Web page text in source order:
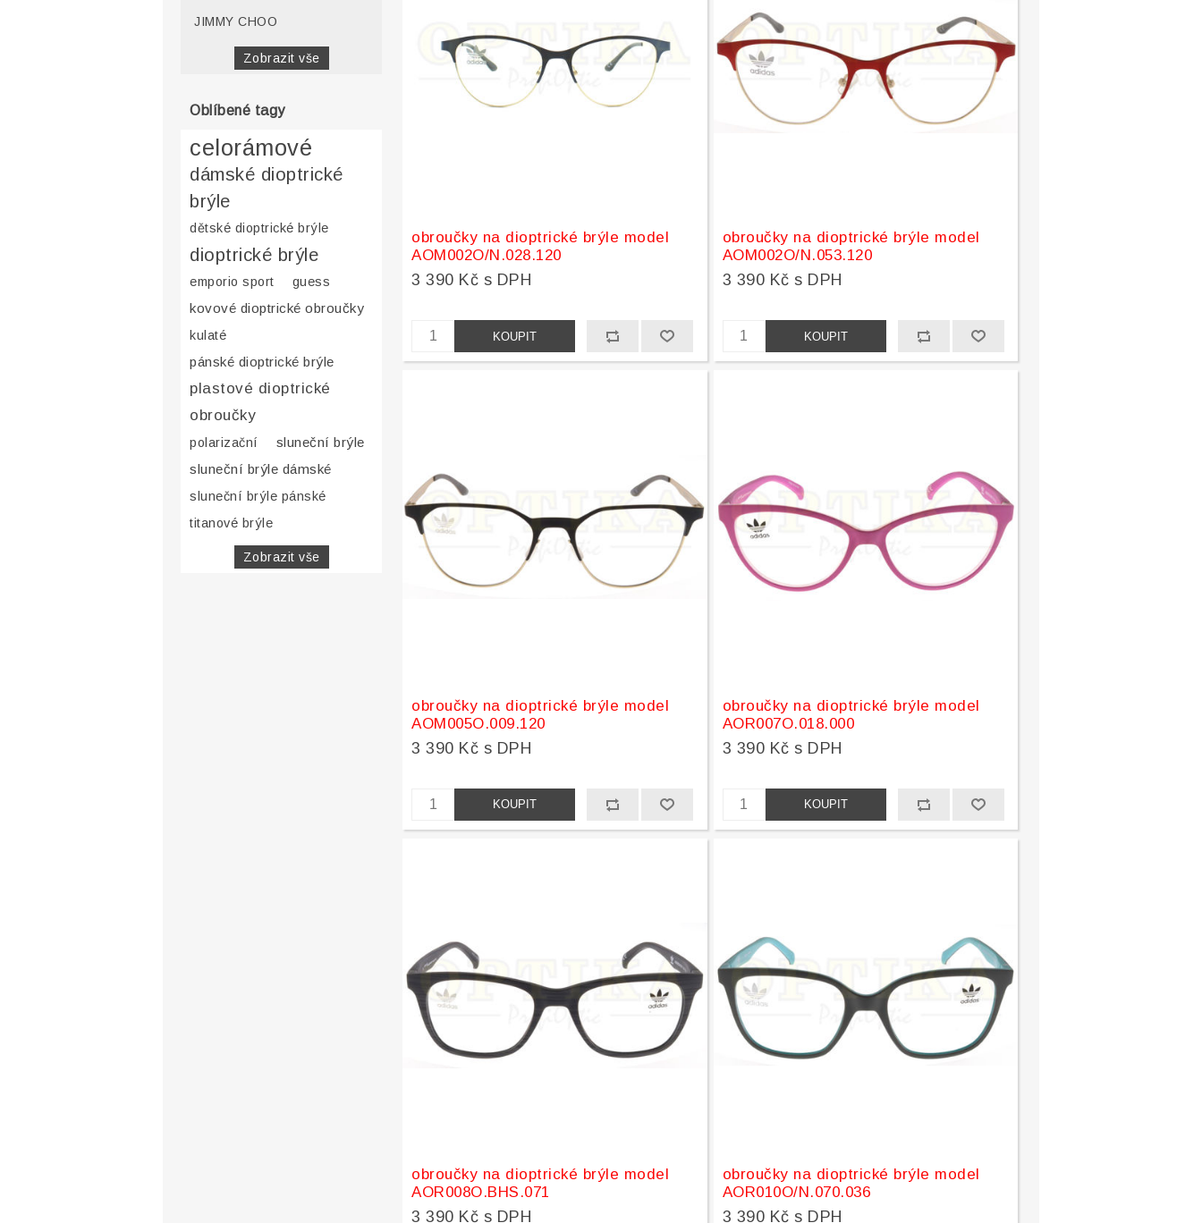
JIMMY CHOO
Zobrazit vše
Oblíbené tagy
celorámové
dámské dioptrické
brýle
dětské dioptrické brýle
dioptrické brýle
emporio sport guess
kovové dioptrické obroučky
kulaté
pánské dioptrické brýle
plastové dioptrické
obroučky
polarizační
sluneční brýle
sluneční brýle dámské
sluneční brýle pánské
titanové brýle
Zobrazit vše
obroučky na dioptrické brýle model
AOM002O/N.028.120
3 390 Kč s DPH
obroučky na dioptrické brýle model
AOM002O/N.053.120
3 390 Kč s DPH
obroučky na dioptrické brýle model
AOM005O.009.120
3 390 Kč s DPH
obroučky na dioptrické brýle model
AOR007O.018.000
3 390 Kč s DPH
obroučky na dioptrické brýle model
AOR008O.BHS.071
3 390 Kč s DPH
obroučky na dioptrické brýle model
AOR010O/N.070.036
3 390 Kč s DPH